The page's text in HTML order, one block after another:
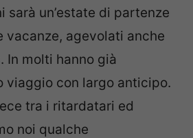
sarà un’estate di partenze
vacanze, agevolati anche
. In molti hanno già
viaggio con largo anticipo.
tra i ritardatari ed
noi qualche